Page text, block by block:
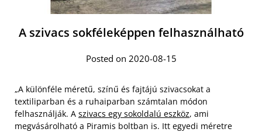
A szivacs sokféleképpen felhasználható
Posted on 2020-08-15
„A különféle méretű, színű és fajtájú szivacsokat a
textiliparban és a ruhaiparban számtalan módon
felhasználják. A szivacs egy sokoldalú eszköz, ami
megvásárolható a Piramis boltban is. Itt egyedi méretre